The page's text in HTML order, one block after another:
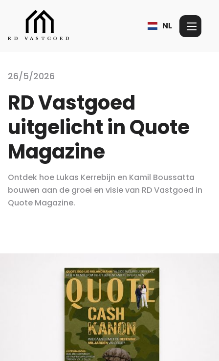
NL
26/5/2026
RD Vastgoed
uitgelicht in Quote
Magazine
Ontdek hoe Lukas Kerrebijn en Kamil Boussatta
bouwen aan de groei en visie van RD Vastgoed in
Quote Magazine.